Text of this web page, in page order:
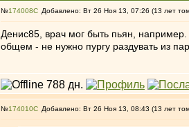
№174008 Добавлено: Вт 26 Ноя 13, 07:26 (13 лет
Денис85, врач мог быть пьян,
общем - не нужно пургу раздувать из
№174010 Добавлено: Вт 26 Ноя 13, 08:43 (13 лет